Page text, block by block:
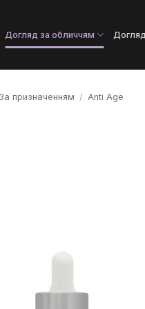
Догляд за обличчям
За призначенням / Anti Age